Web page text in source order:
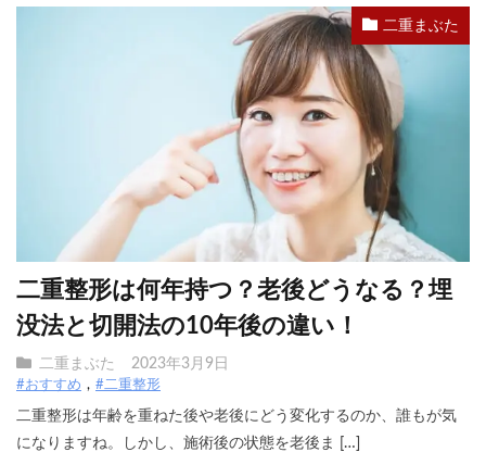
二重まぶた
二重整形は何年持つ？老後どうなる？埋
没法と切開法の10年後の違い！
二重まぶた 2023年3月9日
#おすすめ #二重整形
二重整形は年齢を重ねた後や老後にどう変化するのか、誰もが気
になりますね。しかし、施術後の状態を老後ま […]